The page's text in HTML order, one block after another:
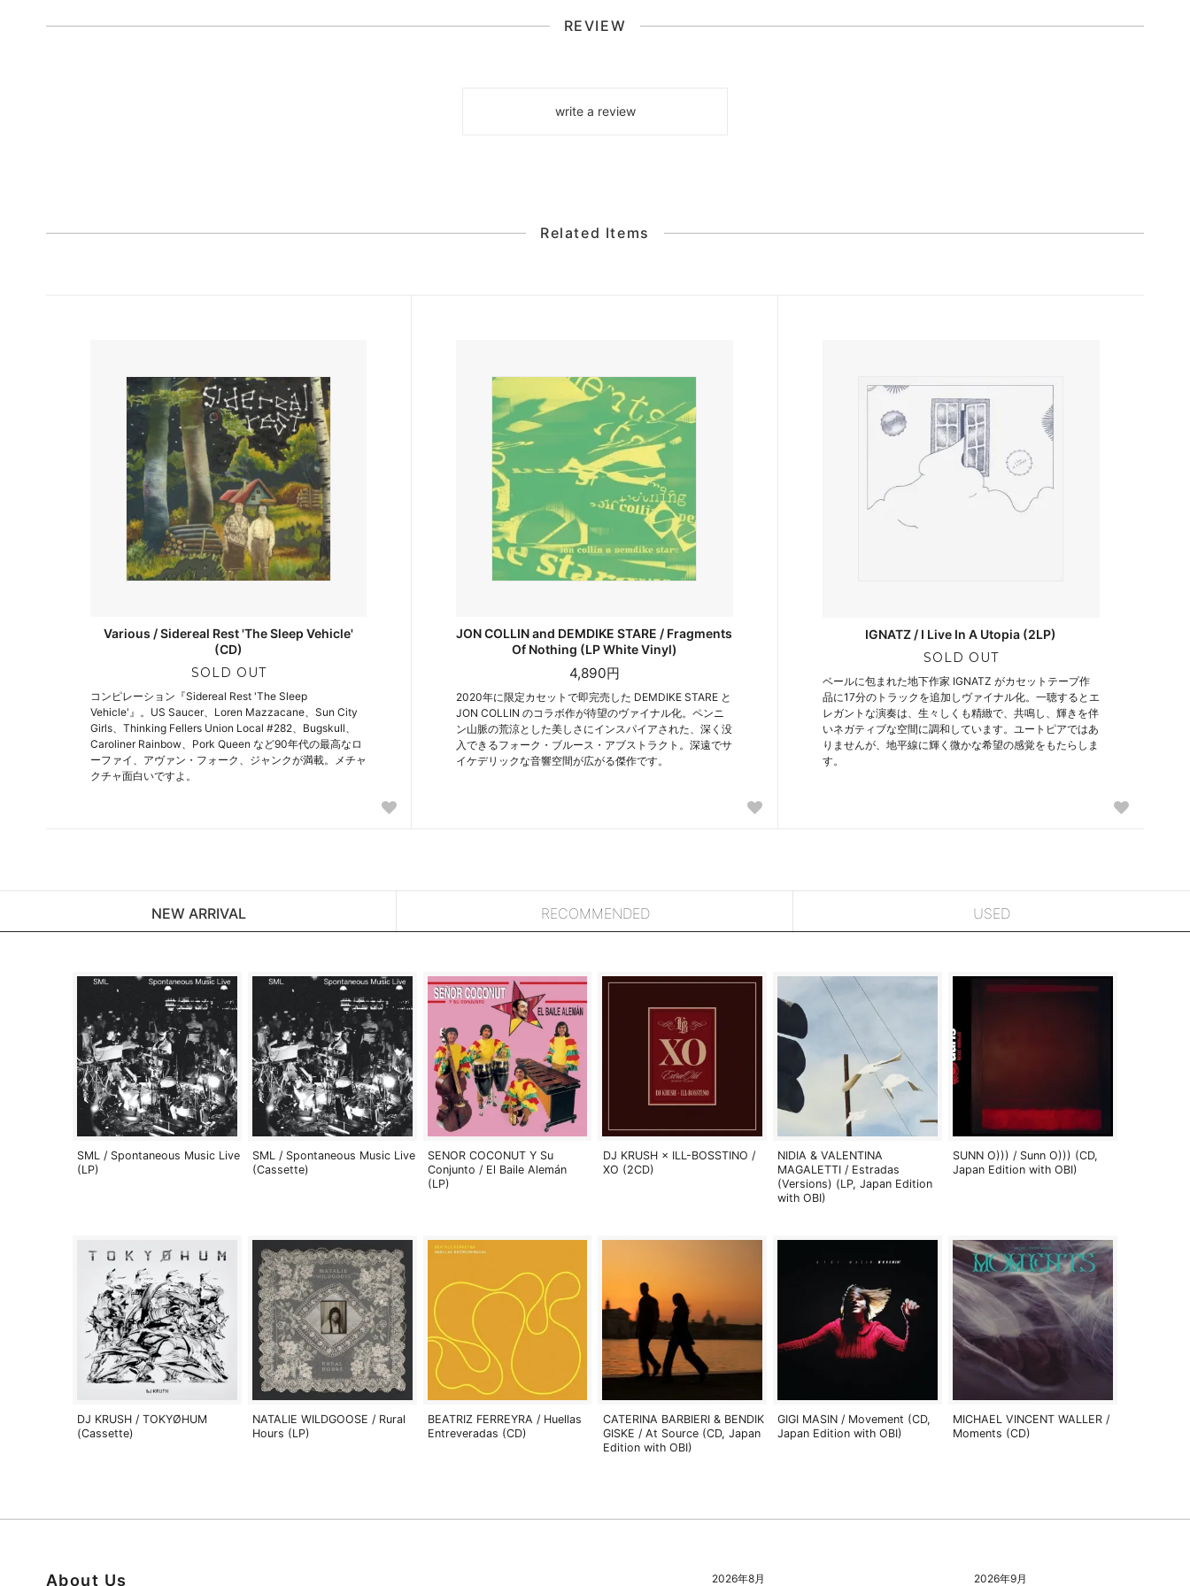
REVIEW
write a review
Related Items
Various / Sidereal Rest 'The Sleep Vehicle'
(CD)
SOLD OUT
コンピレーション『Sidereal Rest 'The Sleep
Vehicle'』。US Saucer、Loren Mazzacane、Sun City
Girls、Thinking Fellers Union Local #282、Bugskull、
Caroliner Rainbow、Pork Queen など90年代の最高なロ
ーファイ、アヴァン・フォーク、ジャンクが満載。メチャ
クチャ面白いですよ。
JON COLLIN and DEMDIKE STARE / Fragments
Of Nothing (LP White Vinyl)
4,890円
2020年に限定カセットで即完売した DEMDIKE STARE と
JON COLLIN のコラボ作が待望のヴァイナル化。ペンニ
ン山脈の荒涼とした美しさにインスパイアされた、深く没
入できるフォーク・ブルース・アブストラクト。深遠でサ
イケデリックな音響空間が広がる傑作です。
IGNATZ / I Live In A Utopia (2LP)
SOLD OUT
ベールに包まれた地下作家 IGNATZ がカセットテープ作
品に17分のトラックを追加しヴァイナル化。一聴するとエ
レガントな演奏は、生々しくも精緻で、共鳴し、輝きを伴
いネガティブな空間に調和しています。ユートピアではあ
りませんが、地平線に輝く微かな希望の感覚をもたらしま
す。
NEW ARRIVAL RECOMMENDED USED
SML / Spontaneous Music Live
(LP)
SML / Spontaneous Music Live
(Cassette)
SENOR COCONUT Y Su
Conjunto / El Baile Alemán
(LP)
DJ KRUSH × ILL-BOSSTINO /
XO (2CD)
NIDIA & VALENTINA
MAGALETTI / Estradas
(Versions) (LP, Japan Edition
with OBI)
SUNN O))) / Sunn O))) (CD,
Japan Edition with OBI)
DJ KRUSH / TOKYØHUM
(Cassette)
NATALIE WILDGOOSE / Rural
Hours (LP)
BEATRIZ FERREYRA / Huellas
Entreveradas (CD)
CATERINA BARBIERI & BENDIK
GISKE / At Source (CD, Japan
Edition with OBI)
GIGI MASIN / Movement (CD,
Japan Edition with OBI)
MICHAEL VINCENT WALLER /
Moments (CD)
About Us 2026年8月 2026年9月